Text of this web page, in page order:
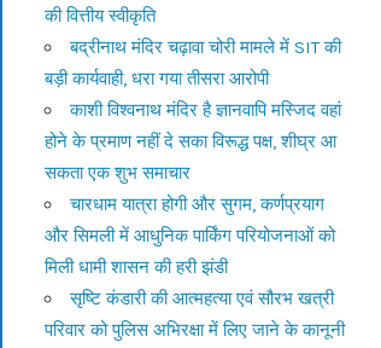
की वित्तीय स्वीकृति
बद्रीनाथ मंदिर चढ़ावा चोरी मामले में SIT की
बड़ी कार्यवाही, धरा गया तीसरा आरोपी
काशी विश्वनाथ मंदिर है ज्ञानवापि मस्जिद वहां
होने के प्रमाण नहीं दे सका विरूद्ध पक्ष, शीघ्र आ
सकता एक शुभ समाचार
चारधाम यात्रा होगी और सुगम, कर्णप्रयाग
और सिमली में आधुनिक पार्किंग परियोजनाओं को
मिली धामी शासन की हरी झंडी
सृष्टि कंडारी की आत्महत्या एवं सौरभ खत्री
परिवार को पुलिस अभिरक्षा में लिए जाने के कानूनी